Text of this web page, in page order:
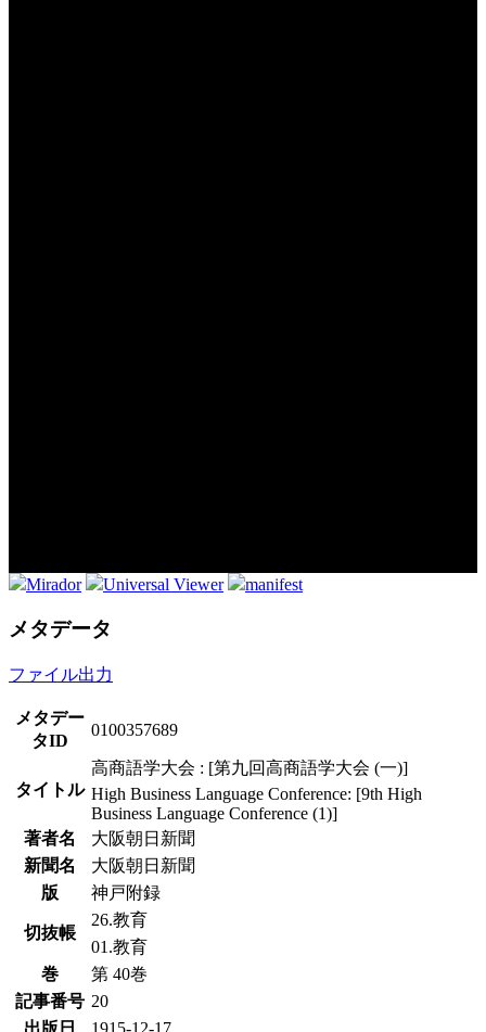
Mirador Universal Viewer manifest
メタデータ
ファイル出力
メタデー
タID
0100357689
タイトル
高商語学大会 : [第九回高商語学大会 (一)]
High Business Language Conference: [9th High
Business Language Conference (1)]
著者名
大阪朝日新聞
新聞名
大阪朝日新聞
版
神戸附録
切抜帳
26.教育
01.教育
巻
第 40巻
記事番号 20
出版日
1915-12-17